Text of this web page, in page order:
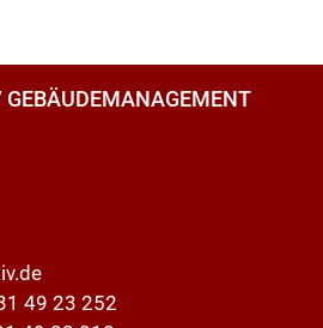
GEBÄUDEMANAGEMENT
49 23 252